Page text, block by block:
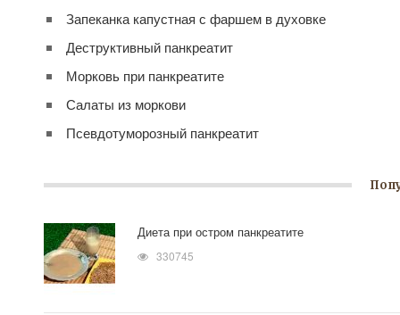
Запеканка капустная с фаршем в духовке
Деструктивный панкреатит
Морковь при панкреатите
Салаты из моркови
Псевдотуморозный панкреатит
Диета при остром панкреатите
330745